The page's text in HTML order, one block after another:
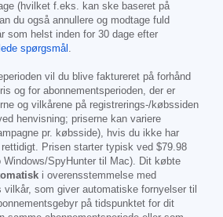
(hvilket f.eks. kan ske baseret på
du også annullere og modtage fuld
som helst inden for 30 dage efter
spørgsmål .
vil du blive faktureret på forhånd
og for abonnementsperioden, der er
og vilkårene på registrerings-/købssiden
henvisning; priserne kan variere
pr. købsside), hvis du ikke har
Prisen starter typisk ved $79.98
Windows/SpyHunter til Mac). Dit købte
i overensstemmelse med
som giver automatiske fornyelser til
på tidspunktet for dit